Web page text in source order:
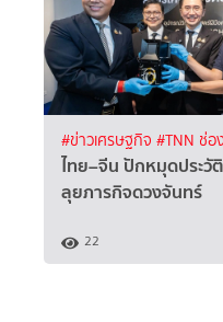
#ข่าวเศรษฐกิจ #TNN ช่อ
ไทย–จีน ปักหมุดประวั
ลุยภารกิจดวงจันทร์
22